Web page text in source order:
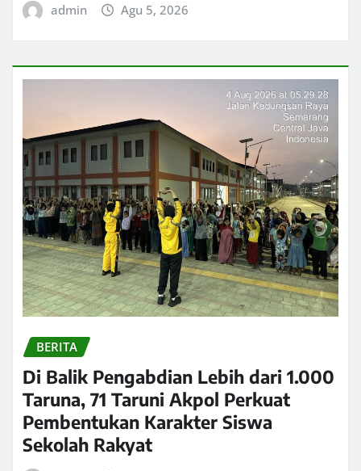
admin Agu 5, 2026
BERITA
Di Balik Pengabdian Lebih dari 1.000
Taruna, 71 Taruni Akpol Perkuat
Pembentukan Karakter Siswa
Sekolah Rakyat